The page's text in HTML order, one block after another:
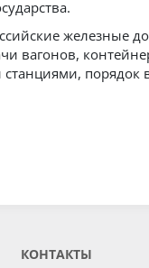
железные
вагонов,
порядок
КОНТАКТЫ